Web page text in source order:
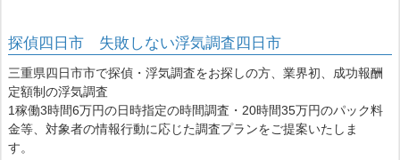
探偵四日市 失敗しない浮気調査四日市
三重県四日市市で探偵・浮気調査をお探しの方、業界初、成功報酬
定額制の浮気調査
1稼働3時間6万円の日時指定の時間調査・20時間35万円のパック料
金等、対象者の情報行動に応じた調査プランをご提案いたしま
す。